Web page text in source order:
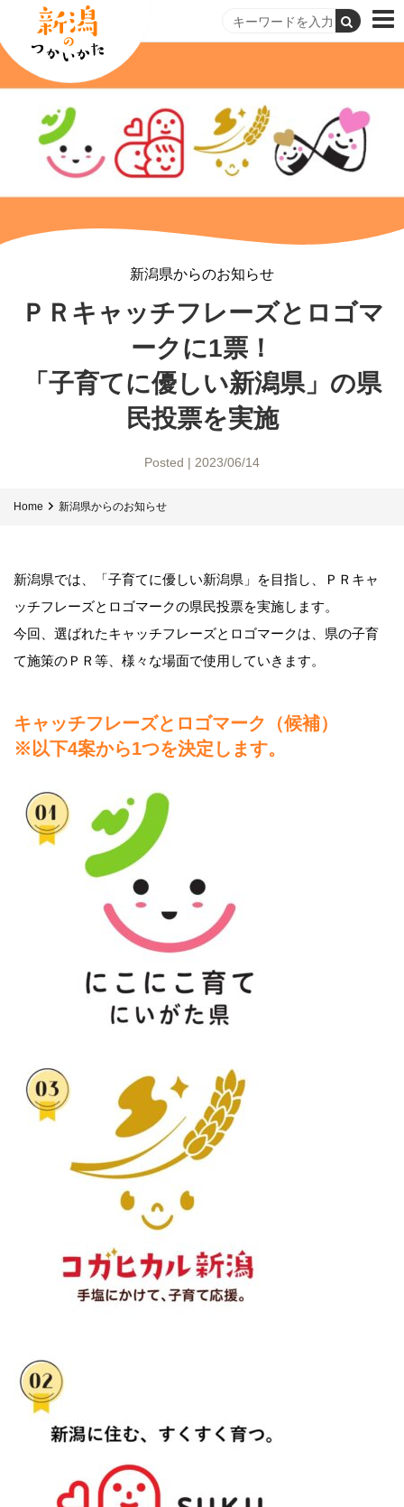
新潟県からのお知らせ
ＰＲキャッチフレーズとロゴマ
ークに1票！
「子育てに優しい新潟県」の県
民投票を実施
Posted | 2023/06/14
Home 新潟県からのお知らせ
新潟県では、「子育てに優しい新潟県」を目指し、ＰＲキャ
ッチフレーズとロゴマークの県民投票を実施します。
今回、選ばれたキャッチフレーズとロゴマークは、県の子育
て施策のＰＲ等、様々な場面で使用していきます。
キャッチフレーズとロゴマーク（候補）
※以下4案から1つを決定します。